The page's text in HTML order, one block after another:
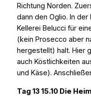
Richtung Norden.
dann den Oglio. In
Kellerei Belucci für
(kein Prosecco aber
hergestellt) halt. Hier
auch Köstlichkeiten
und Käse).
Tag 13 15.10 Die